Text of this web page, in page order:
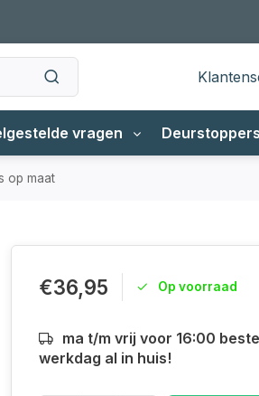
vragen Deurstoppers
op maat
€36,95 Op voorraad
ma t/m vrij voor 16:00
werkdag al in huis!